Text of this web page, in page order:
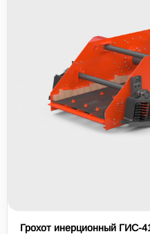
Грохот инерционный ГИС-